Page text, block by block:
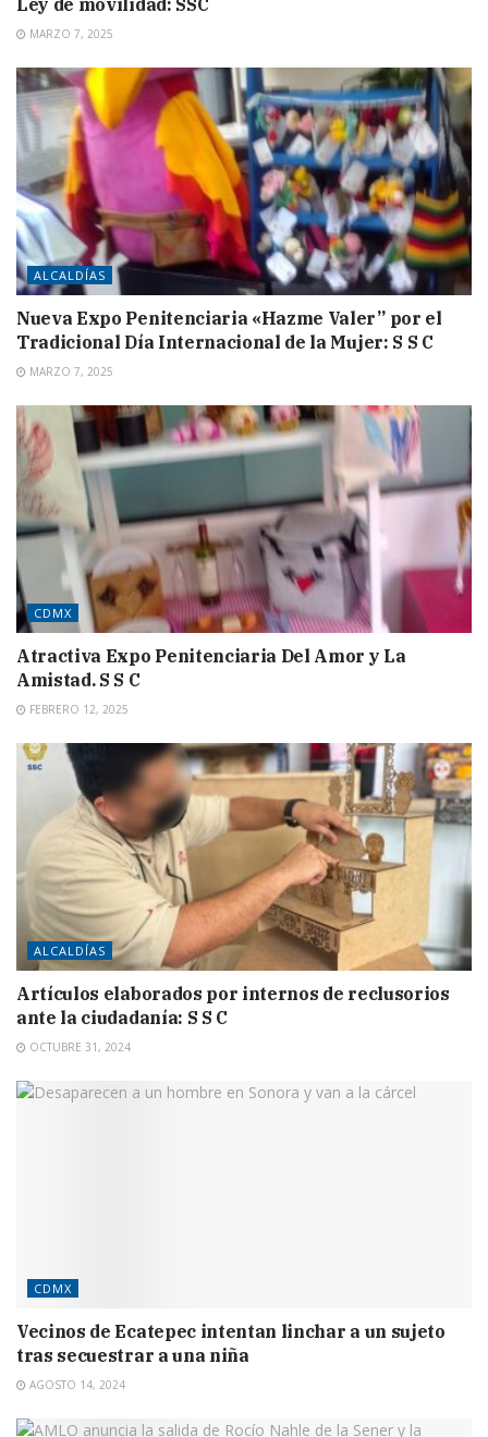
Ley de movilidad: SSC
MARZO 7, 2025
ALCALDÍAS
Nueva Expo Penitenciaria «Hazme Valer” por el
Tradicional Día Internacional de la Mujer: S S C
MARZO 7, 2025
CDMX
Atractiva Expo Penitenciaria Del Amor y La
Amistad. S S C
FEBRERO 12, 2025
ALCALDÍAS
Artículos elaborados por internos de reclusorios
ante la ciudadanía: S S C
OCTUBRE 31, 2024
CDMX
Vecinos de Ecatepec intentan linchar a un sujeto
tras secuestrar a una niña
AGOSTO 14, 2024